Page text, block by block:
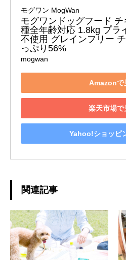
モグワン MogWan
モグワンドッグフード
種全年齢対応 1.8kg プラ
不使用 グレインフリー
っぷり56%
mogwan
Amazonで
楽天市場で
Yahoo!ショッピ
関連記事